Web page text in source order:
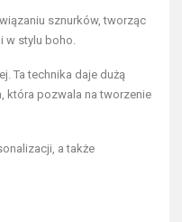
sznurków, tworząc
w stylu boho.
Ta technika daje dużą
która pozwala na tworzenie
a także